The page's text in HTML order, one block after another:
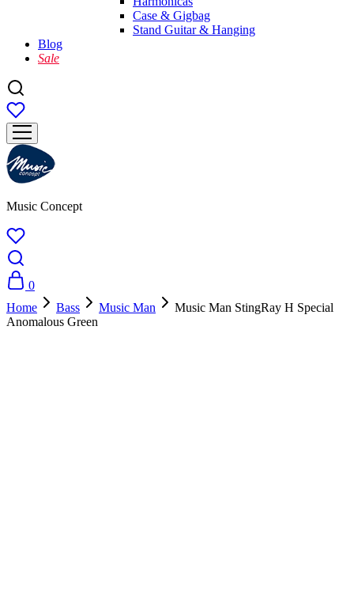
Case & Gigbag
Stand Guitar & Hanging
Blog
Sale
Music Concept
0
Home
Bass Music Man
Music Man StingRay H Special
Anomalous Green